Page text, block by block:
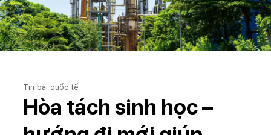
Tin bài quốc tế
Hòa tách sinh học –